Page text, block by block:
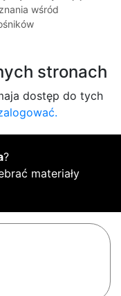
wśród
stronach
dostęp do tych
?
materiały